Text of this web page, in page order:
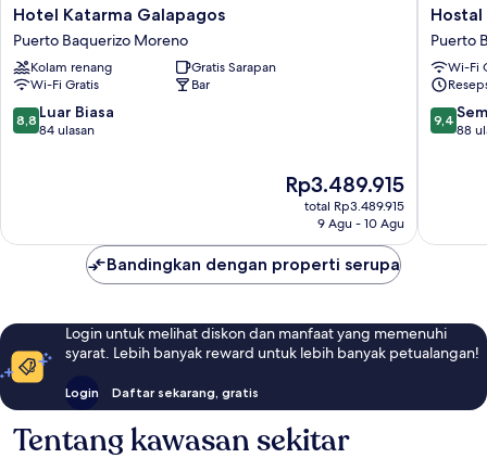
Hotel
Katarma
Galapagos
Puerto
Baquerizo
Moreno
Hotel Katarma Galapagos
Puerto Baquerizo Moreno
Kolam renang
Gratis Sarapan
Wi-Fi Gratis
Bar
8.8
dari
8,8 Luar Biasa
84 ulasan
Harga
sekarang
Rp3.489.915
Rp3.489.915
total Rp3.489.915
9 Agu - 10 Agu
Hostal
Terito
Puerto
Moreno
Puerto
Wi-Fi
9.4
dari
9,4
88
Bandingkan dengan properti serupa
Login untuk melihat diskon dan manfaat yang memenuhi
syarat. Lebih banyak reward untuk lebih banyak petualangan!
Login Daftar sekarang, gratis
Tentang kawasan sekitar